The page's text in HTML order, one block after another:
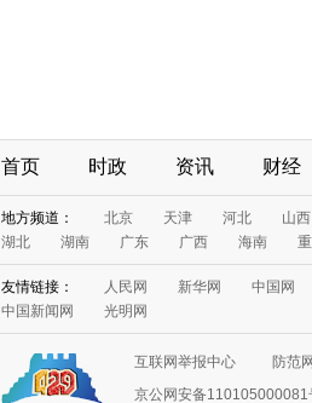
首页 时政 资讯 财经
地方频道： 北京 天津 河北
山西
湖北
湖南 广东 广西 海南
友情链接： 人民网 新华网
中国网
中国新闻网
光明网
互联网举报中心
防范
京公网安备110105000081